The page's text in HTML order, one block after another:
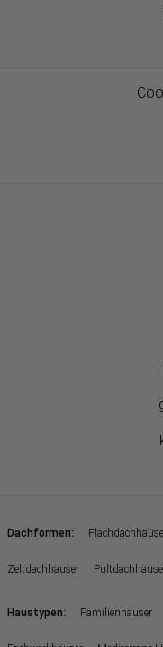
Dachformen:
Zeltdachhäuser
Haustypen: Familienhäuser